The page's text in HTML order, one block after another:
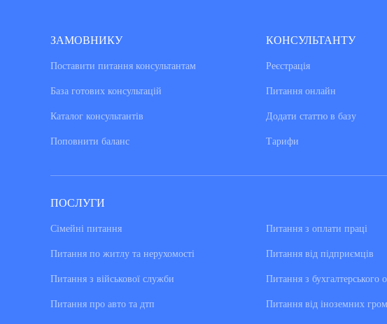
ЗАМОВНИКУ
Поставити питання консультантам
База готових консультацiй
Каталог консультантiв
Поповнити баланс
КОНСУЛЬТАНТУ
Реєстрація
Питання онлайн
Додати статтю в базу
Тарифи
ПОСЛУГИ
Сімейні питання
Питання по житлу та нерухомості
Питання з військової служби
Питання про авто та дтп
Питання з оплати праці
Питання від підприємців
Питання з бухгалтерського
Питання від іноземних